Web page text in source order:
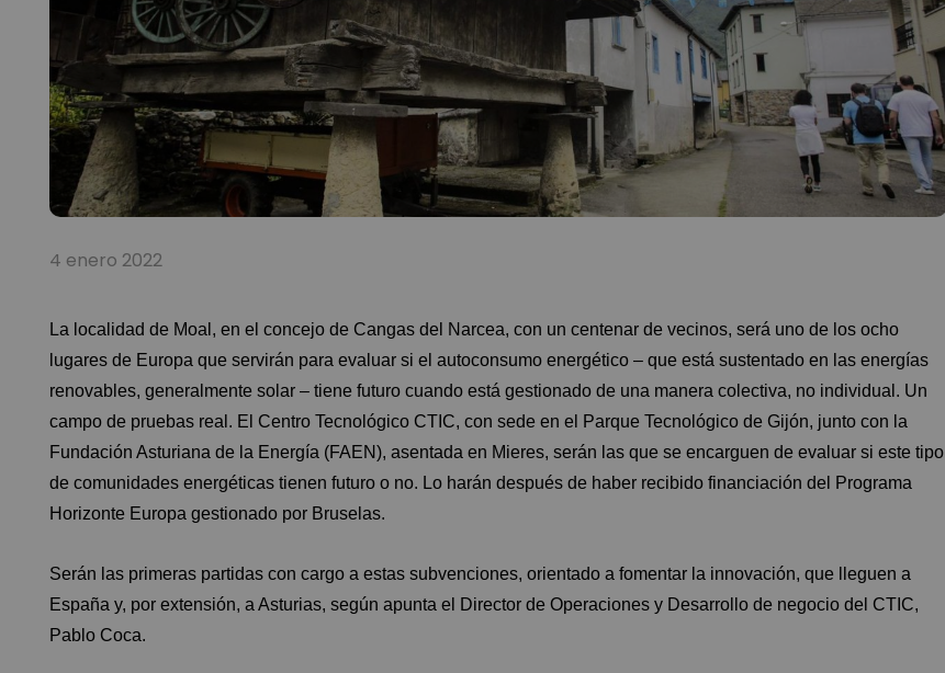
4 enero 2022
La localidad de Moal, en el concejo de Cangas del Narcea, con un centenar de vecinos, será uno de los ocho
lugares de Europa que servirán para evaluar si el autoconsumo energético – que está sustentado en las energías
renovables, generalmente solar – tiene futuro cuando está gestionado de una manera colectiva, no individual. Un
campo de pruebas real. El Centro Tecnológico CTIC, con sede en el Parque Tecnológico de Gijón, junto con la
Fundación Asturiana de la Energía (FAEN), asentada en Mieres, serán las que se encarguen de evaluar si este tipo
de comunidades energéticas tienen futuro o no. Lo harán después de haber recibido financiación del Programa
Horizonte Europa gestionado por Bruselas.
Serán las primeras partidas con cargo a estas subvenciones, orientado a fomentar la innovación, que lleguen a
España y, por extensión, a Asturias, según apunta el Director de Operaciones y Desarrollo de negocio del CTIC,
Pablo Coca.